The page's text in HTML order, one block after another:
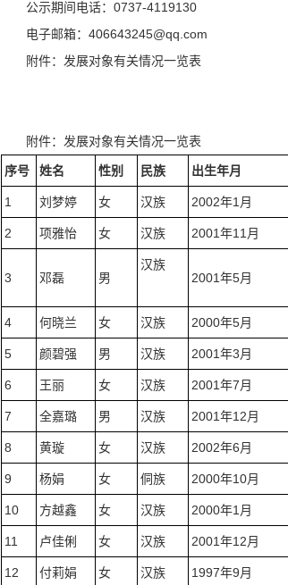
公示期间电话：0737-4119130
电子邮箱：406643245@qq.com
附件：发展对象有关情况一览表
附件：发展对象有关情况一览表
序号 姓名 性别 民族 出生年月
1 刘梦婷 女 汉族 2002年1月
2 项雅怡 女 汉族 2001年11月
3 邓磊 男
汉族
2001年5月
4 何晓兰 女 汉族 2000年5月
5 颜碧强 男 汉族 2001年3月
6 王丽 女 汉族 2001年7月
7 全嘉璐 男 汉族 2001年12月
8 黄璇 女 汉族 2002年6月
9 杨娟 女 侗族 2000年10月
10 方越鑫 女 汉族 2000年1月
11 卢佳俐 女 汉族 2001年12月
12 付莉娟 女 汉族 1997年9月